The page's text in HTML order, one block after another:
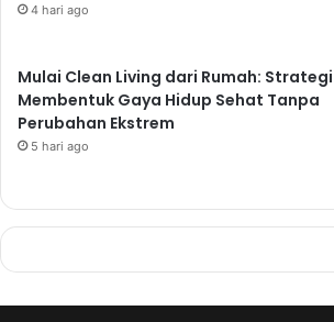
4 hari ago
Mulai Clean Living dari Rumah: Strategi
Membentuk Gaya Hidup Sehat Tanpa
Perubahan Ekstrem
5 hari ago